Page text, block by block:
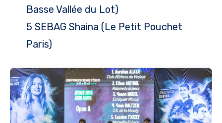
Basse Vallée du Lot)
5 SEBAG Shaina (Le Petit Pouchet
Paris)